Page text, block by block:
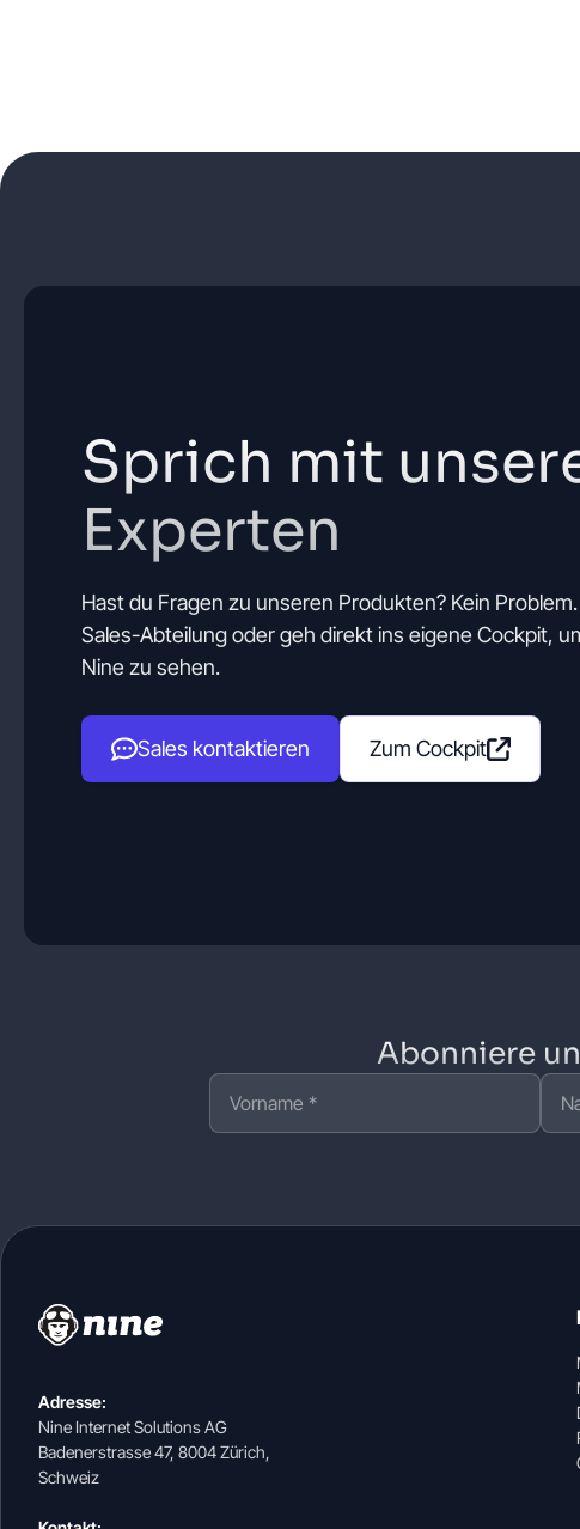
Sprich mit
Experten
Hast du Fragen zu unseren Produkten? Kein
Sales-Abteilung oder geh direkt ins eigene Cockpit,
Nine zu sehen.
Sales kontaktieren Zum Cockpit
Abonniere
Adresse:
Nine Internet Solutions AG
Badenerstrasse 47, 8004 Zürich,
Schweiz